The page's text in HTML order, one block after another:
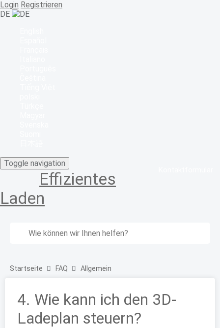
Login Registrieren
DE
Toggle navigation
Effizientes
Laden
Startseite FAQ Allgemein
4. Wie kann ich den 3D-
Ladeplan steuern?